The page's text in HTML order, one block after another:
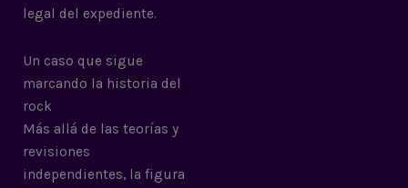
legal del expediente.
Un caso que sigue
marcando la historia del
rock
Más allá de las teorías y
revisiones
independientes, la figura